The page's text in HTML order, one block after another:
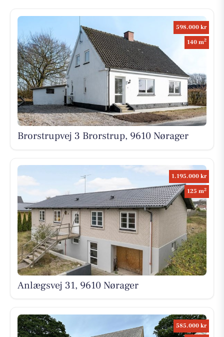
598.000 kr
140 m2
Brorstrupvej 3 Brorstrup, 9610 Nørager
1.195.000 kr
125 m2
Anlægsvej 31, 9610 Nørager
585.000 kr